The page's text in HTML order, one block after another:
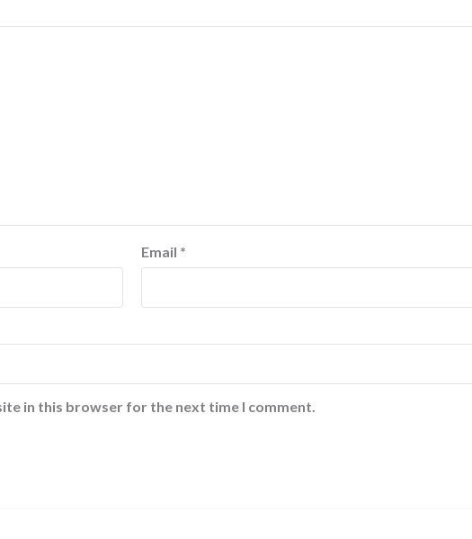
Email *
in this browser for the next time I comment.